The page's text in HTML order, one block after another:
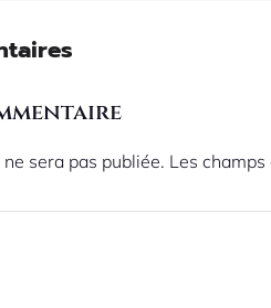
sera pas publiée. Les